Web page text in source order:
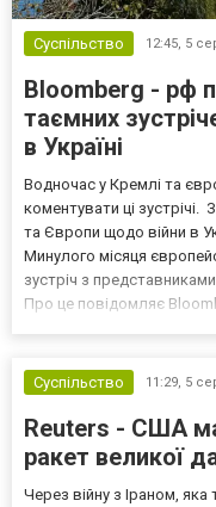
Суспільство 12:45, 5
Bloomberg - рф
таємних
в Україні
Водночас у Кремлі та
коментувати ці
та Європи щодо війни в
Минулого місяця
зустріч з
Про це повідомляє
Суспільство
11:29, 5
Reuters - США
ракет великої
Через війну з Іраном,